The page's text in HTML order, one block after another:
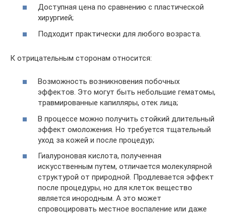
Доступная цена по сравнению с пластической
хирургией;
Подходит практически для любого возраста.
К отрицательным сторонам относится:
Возможность возникновения побочных
эффектов. Это могут быть небольшие гематомы,
травмированные капилляры, отек лица;
В процессе можно получить стойкий длительный
эффект омоложения. Но требуется тщательный
уход за кожей и после процедур;
Гиалуроновая кислота, полученная
искусственным путем, отличается молекулярной
структурой от природной. Продлевается эффект
после процедуры, но для клеток вещество
является инородным. А это может
спровоцировать местное воспаление или даже